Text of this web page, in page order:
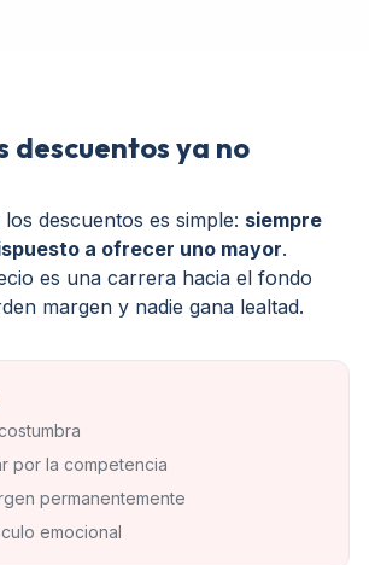
descuentos ya no
descuentos es simple: siempre
a ofrecer uno mayor.
es una carrera hacia el fondo
margen y nadie gana lealtad.
por la competencia
permanentemente
emocional